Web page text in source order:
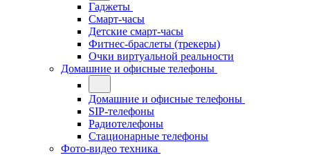
Гаджеты
Смарт-часы
Детские смарт-часы
Фитнес-браслеты (трекеры)
Очки виртуальной реальности
Домашние и офисные телефоны
Домашние и офисные телефоны
SIP-телефоны
Радиотелефоны
Стационарные телефоны
Фото-видео техника